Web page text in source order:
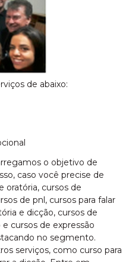
de abaixo:
o objetivo de
caso você precise de
oratória, cursos de
de pnl, cursos para falar
e dicção, cursos de
cursos de expressão
no segmento.
serviços, como curso para